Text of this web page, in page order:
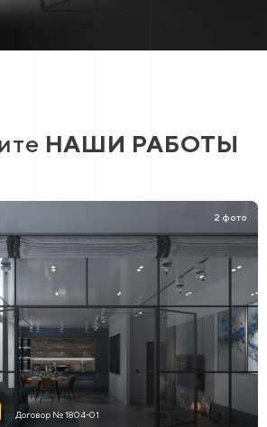
НАШИ РАБОТЫ
2 фото
Договор № 1804-01